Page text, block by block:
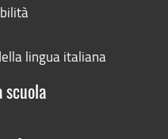
lingua italiana
scuola